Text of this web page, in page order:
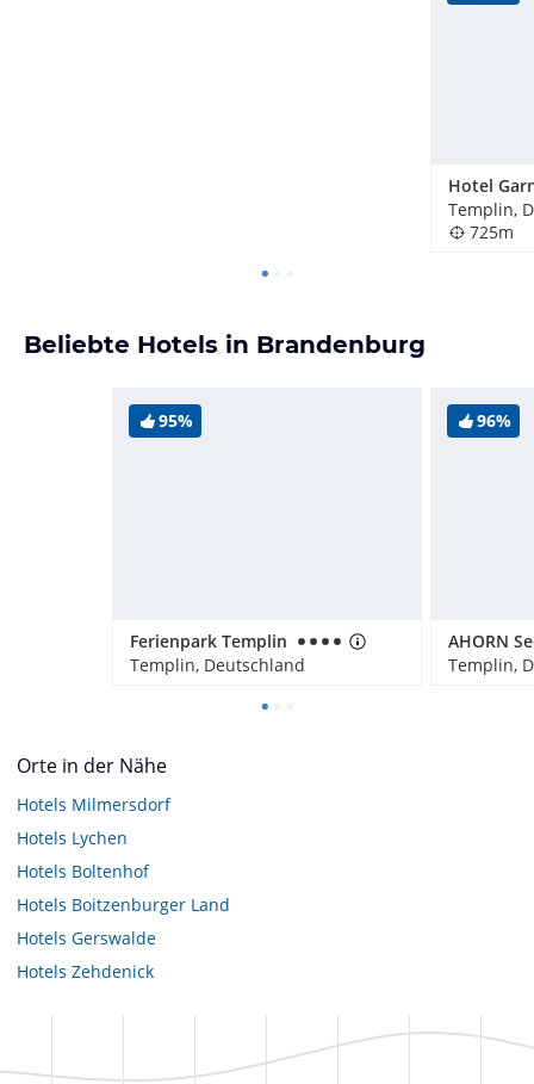
Templin,
725m
Beliebte Hotels in Brandenburg
95%
Ferienpark Templin
Templin, Deutschland
96%
Templin,
Orte in der Nähe
Hotels Milmersdorf
Hotels Lychen
Hotels Boltenhof
Hotels Boitzenburger Land
Hotels Gerswalde
Hotels Zehdenick